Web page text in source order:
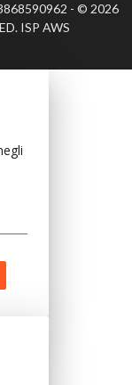
- © 2026
ISP AWS